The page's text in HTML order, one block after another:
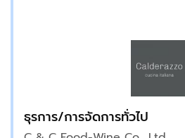
ธุรการ/การจัดการทั่วไป